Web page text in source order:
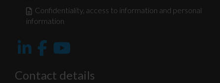
Confidentiality, access to information and personal
information
Contact details